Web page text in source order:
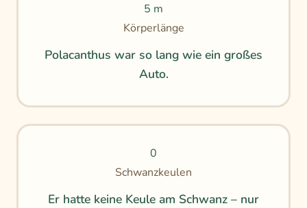
5 m
Körperlänge
Polacanthus war so lang wie ein großes
Auto.
0
Schwanzkeulen
Er hatte keine Keule am Schwanz – nur